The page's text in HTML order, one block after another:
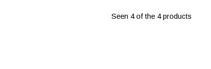
Seen 4 of the 4 products